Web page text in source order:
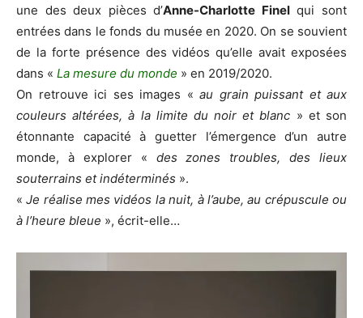
une des deux pièces d’Anne-Charlotte Finelqui sont
entrées dans le fonds du musée en 2020. On se souvient
de la forte présence des vidéos qu’elle avait exposées
dans « La mesure du monde » en 2019/2020.
On retrouve ici ses images « au grain puissant et aux
couleurs altérées, à la limite du noir et blanc » et son
étonnante capacité à guetter l’émergence d’un autre
monde, à explorer « des zones troubles, des lieux
souterrains et indéterminés ».
«Je réalise mes vidéos la nuit, à l’aube, au crépuscule ou
à l’heure bleue », écrit-elle…